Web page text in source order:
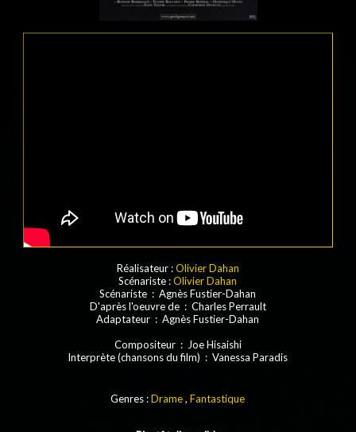
Réalisateur :Olivier Dahan
Scénariste :Olivier Dahan
Scénariste : Agnès Fustier-Dahan
D'après l'oeuvre de : Charles Perrault
Adaptateur : Agnès Fustier-Dahan
Compositeur : Joe Hisaishi
Interprète (chansons du film) : Vanessa Paradis
Genres :Drame,Fantastique